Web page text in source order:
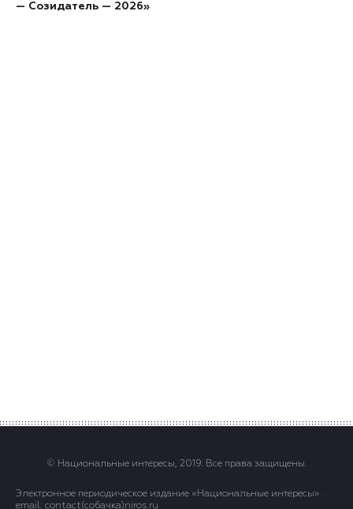
— Созидатель — 2026»
© Национальные интересы, 2019. Все права защищены.
Электронное периодическое издание «Национальные интересы» .
email: contact(сoбaчка)niros.ru